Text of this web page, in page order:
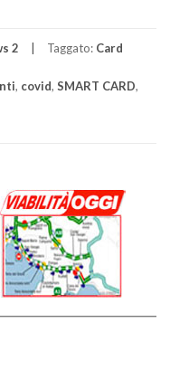
2 Taggato: Card
, covid, SMART CARD,